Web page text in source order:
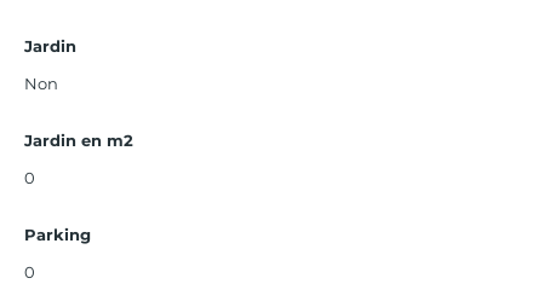
Jardin
Non
Jardin en m2
0
Parking
0